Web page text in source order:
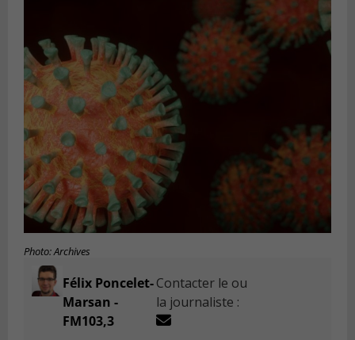
Photo: Archives
Félix Poncelet-
Marsan -
FM103,3
Contacter le ou
la journaliste :